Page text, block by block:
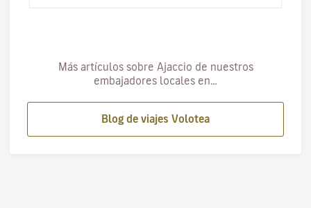
Más artículos sobre Ajaccio de nuestros
embajadores locales en…
Blog de viajes Volotea